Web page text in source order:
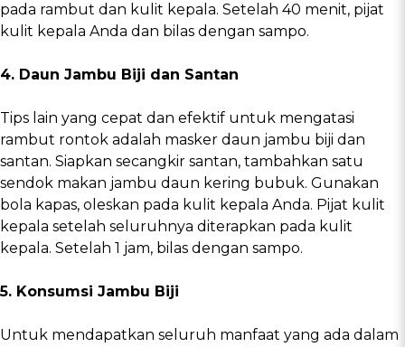
pada rambut dan kulit kepala. Setelah 40 menit, pijat
kulit kepala Anda dan bilas dengan sampo.
4. Daun Jambu Biji dan Santan
Tips lain yang cepat dan efektif untuk mengatasi
rambut rontok adalah masker daun jambu biji dan
santan. Siapkan secangkir santan, tambahkan satu
sendok makan jambu daun kering bubuk. Gunakan
bola kapas, oleskan pada kulit kepala Anda. Pijat kulit
kepala setelah seluruhnya diterapkan pada kulit
kepala. Setelah 1 jam, bilas dengan sampo.
5. Konsumsi Jambu Biji
Untuk mendapatkan seluruh manfaat yang ada dalam